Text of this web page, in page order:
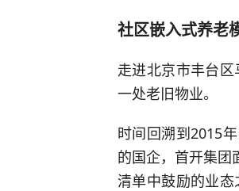
社区嵌入式养老
走进北京市丰台
一处老旧物业。
时间回溯到2015
的国企，首开集团
清单中鼓励的业